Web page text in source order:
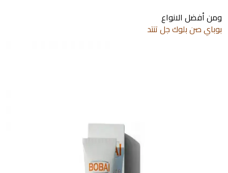
ومن أفضل الانواع
بوباي صن بلوك جل تنتد